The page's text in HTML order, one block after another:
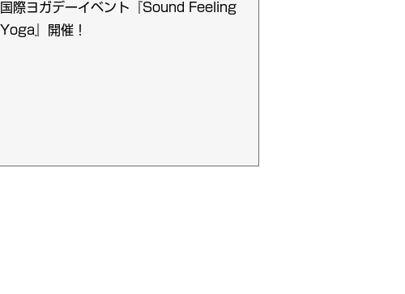
国際ヨガデーイベント『Sound Feeling
Yoga』開催！